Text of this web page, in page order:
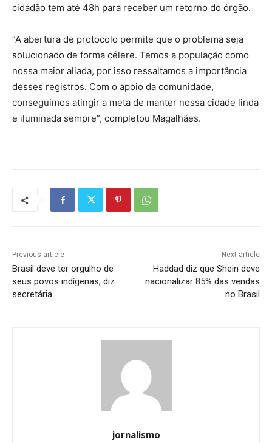
cidadão tem até 48h para receber um retorno do órgão.
“A abertura de protocolo permite que o problema seja
solucionado de forma célere. Temos a população como
nossa maior aliada, por isso ressaltamos a importância
desses registros. Com o apoio da comunidade,
conseguimos atingir a meta de manter nossa cidade linda
e iluminada sempre”, completou Magalhães.
Previous article
Brasil deve ter orgulho de
seus povos indígenas, diz
secretária
Next article
Haddad diz que Shein deve
nacionalizar 85% das vendas
no Brasil
jornalismo